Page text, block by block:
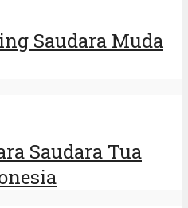
Saudara Muda
Saudara Tua